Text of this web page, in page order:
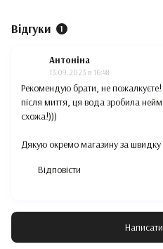
Відгуки 1
Антоніна
13.09.2023 в 16:48
Рекомендую брати, не
після миття, ця вода зробила
схожа!)))
Дякую окремо магазину за швидку
Відповісти